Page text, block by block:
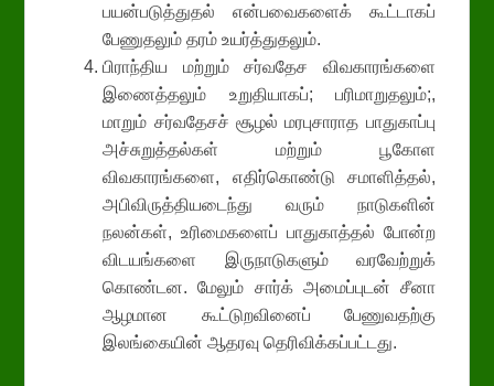
பயன்படுத்துதல் என்பவைகளைக் கூட்டாகப்
பேணுதலும் தரம் உயர்த்துதலும்.
பிராந்திய மற்றும் சர்வதேச விவகாரங்களை
இணைத்தலும் உறுதியாகப்; பரிமாறுதலும்;,
மாறும் சர்வதேசச் சூழல் மரபுசாராத பாதுகாப்பு
அச்சுறுத்தல்கள் மற்றும் பூகோள
விவகாரங்களை, எதிர்கொண்டு சமாளித்தல்,
அபிவிருத்தியடைந்து வரும் நாடுகளின்
நலன்கள், உரிமைகளைப் பாதுகாத்தல் போன்ற
விடயங்களை இருநாடுகளும் வரவேற்றுக்
கொண்டன. மேலும் சார்க் அமைப்புடன் சீனா
ஆழமான கூட்டுறவினைப் பேணுவதற்கு
இலங்கையின் ஆதரவு தெரிவிக்கப்பட்டது.